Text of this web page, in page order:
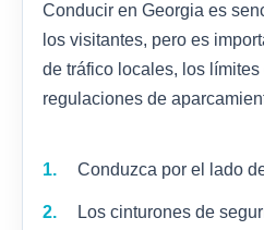
Conducir en Georgia es
los visitantes, pero es
de tráfico locales, los
regulaciones de
Conduzca por el lado
Los cinturones de